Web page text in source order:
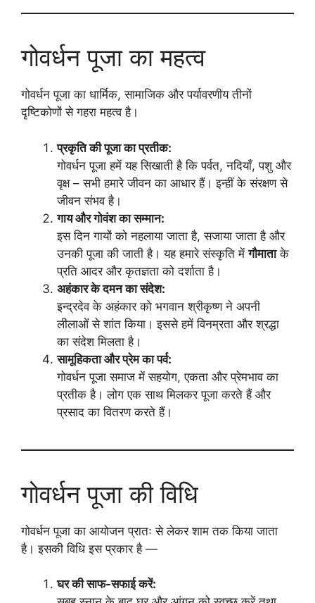
गोवर्धन पूजा का महत्व
गोवर्धन पूजा का धार्मिक, सामाजिक और पर्यावरणीय तीनों
दृष्टिकोणों से गहरा महत्व है।
प्रकृति की पूजा का प्रतीक:
गोवर्धन पूजा हमें यह सिखाती है कि पर्वत, नदियाँ, पशु और
वृक्ष – सभी हमारे जीवन का आधार हैं। इन्हीं के संरक्षण से
जीवन संभव है।
गाय और गोवंश का सम्मान:
इस दिन गायों को नहलाया जाता है, सजाया जाता है और
उनकी पूजा की जाती है। यह हमारे संस्कृति मेंगौमाताके
प्रति आदर और कृतज्ञता को दर्शाता है।
अहंकार के दमन का संदेश:
इन्द्रदेव के अहंकार को भगवान श्रीकृष्ण ने अपनी
लीलाओं से शांत किया। इससे हमें विनम्रता और श्रद्धा
का संदेश मिलता है।
सामूहिकता और प्रेम का पर्व:
गोवर्धन पूजा समाज में सहयोग, एकता और प्रेमभाव का
प्रतीक है। लोग एक साथ मिलकर पूजा करते हैं और
प्रसाद का वितरण करते हैं।
गोवर्धन पूजा की विधि
गोवर्धन पूजा का आयोजन प्रातः से लेकर शाम तक किया जाता
है। इसकी विधि इस प्रकार है —
घर की साफ-सफाई करें: